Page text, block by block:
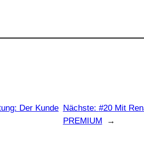
Der Kunde Nächste: #20 Mit
PREMIUM
→